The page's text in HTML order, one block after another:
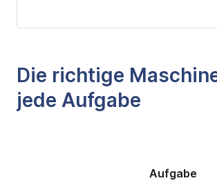
Die richtige
jede Aufgabe
Aufgabe